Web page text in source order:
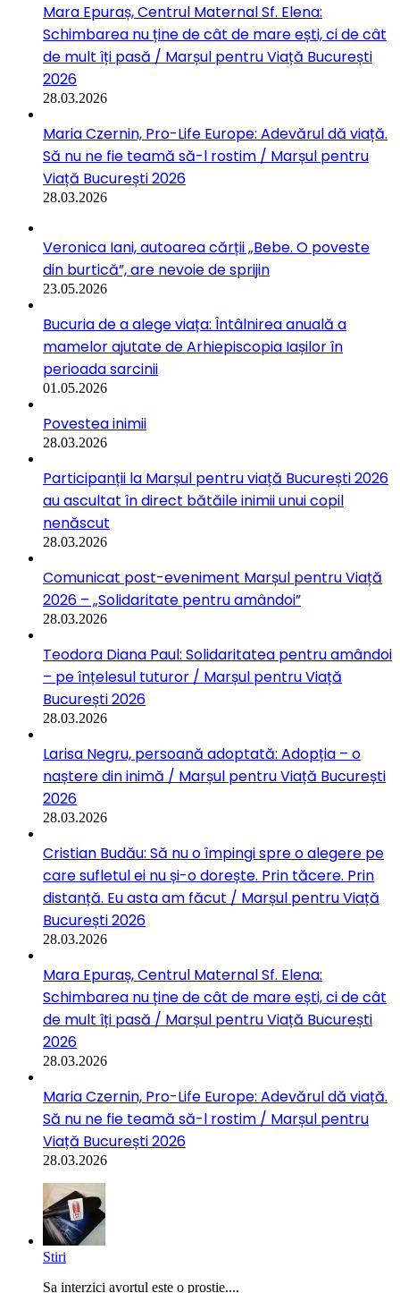
Mara Epuraș, Centrul Maternal Sf. Elena:
Schimbarea nu ține de cât de mare ești, ci de cât
de mult îți pasă / Marșul pentru Viață București
2026
28.03.2026
Maria Czernin, Pro-Life Europe: Adevărul dă viață.
Să nu ne fie teamă să-l rostim / Marșul pentru
Viață București 2026
28.03.2026
Veronica Iani, autoarea cărții „Bebe. O poveste
din burtică”, are nevoie de sprijin
23.05.2026
Bucuria de a alege viața: Întâlnirea anuală a
mamelor ajutate de Arhiepiscopia Iașilor în
perioada sarcinii
01.05.2026
Povestea inimii
28.03.2026
Participanții la Marșul pentru viață București 2026
au ascultat în direct bătăile inimii unui copil
nenăscut
28.03.2026
Comunicat post-eveniment Marșul pentru Viață
2026 – „Solidaritate pentru amândoi”
28.03.2026
Teodora Diana Paul: Solidaritatea pentru amândoi
– pe înțelesul tuturor / Marșul pentru Viață
București 2026
28.03.2026
Larisa Negru, persoană adoptată: Adopția – o
naștere din inimă / Marșul pentru Viață București
2026
28.03.2026
Cristian Budău: Să nu o împingi spre o alegere pe
care sufletul ei nu și-o dorește. Prin tăcere. Prin
distanță. Eu asta am făcut / Marșul pentru Viață
București 2026
28.03.2026
Mara Epuraș, Centrul Maternal Sf. Elena:
Schimbarea nu ține de cât de mare ești, ci de cât
de mult îți pasă / Marșul pentru Viață București
2026
28.03.2026
Maria Czernin, Pro-Life Europe: Adevărul dă viață.
Să nu ne fie teamă să-l rostim / Marșul pentru
Viață București 2026
28.03.2026
Stiri
Sa interzici avortul este o prostie....